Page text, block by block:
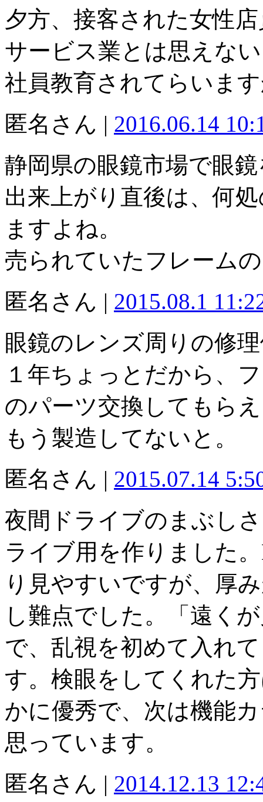
夕方、接客された女性
サービス業とは思えな
社員教育されてらいま
匿名さん | 2016.06.14
静岡県の眼鏡市場で眼
出来上がり直後は、何
ますよね。
売られていたフレーム
匿名さん | 2015.08.1
眼鏡のレンズ周りの修
１年ちょっとだから、
のパーツ交換してもら
もう製造してないと。
匿名さん | 2015.07.14
夜間ドライブのまぶし
ライブ用を作りました
り見やすいですが、厚
し難点でした。「遠く
で、乱視を初めて入れ
す。検眼をしてくれた
かに優秀で、次は機能
思っています。
匿名さん | 2014.12.13